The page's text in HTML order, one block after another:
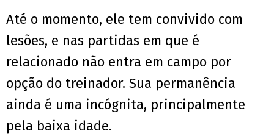
Até o momento, ele tem convivido com
lesões, e nas partidas em que é
relacionado não entra em campo por
opção do treinador. Sua permanência
ainda é uma incógnita, principalmente
pela baixa idade.